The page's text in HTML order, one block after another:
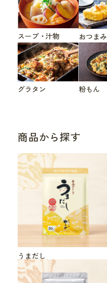
スープ・汁物 おつまみ
グラタン 粉もん
商品から探す
うまだし